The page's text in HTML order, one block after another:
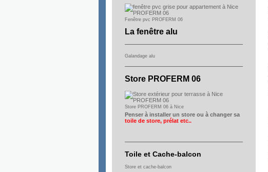
Fenêtre pvc PROFERM 06
La fenêtre alu
Galandage alu
Store PROFERM 06
Store PROFERM 06 à Nice
Penser à installer un store ou à changer sa
toile de store, prélat etc..
Toile et Cache-balcon
Store et cache-balcon